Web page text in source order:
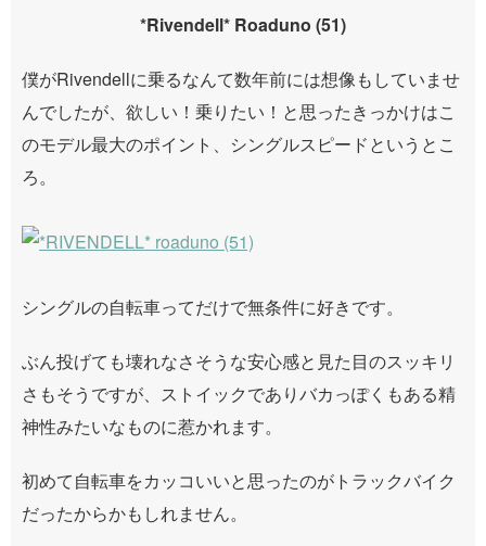
*Rivendell* Roaduno (51)
僕がRivendellに乗るなんて数年前には想像もしていませ
んでしたが、欲しい！乗りたい！と思ったきっかけはこ
のモデル最大のポイント、シングルスピードというとこ
ろ。
シングルの自転車ってだけで無条件に好きです。
ぶん投げても壊れなさそうな安心感と見た目のスッキリ
さもそうですが、ストイックでありバカっぽくもある精
神性みたいなものに惹かれます。
初めて自転車をカッコいいと思ったのがトラックバイク
だったからかもしれません。